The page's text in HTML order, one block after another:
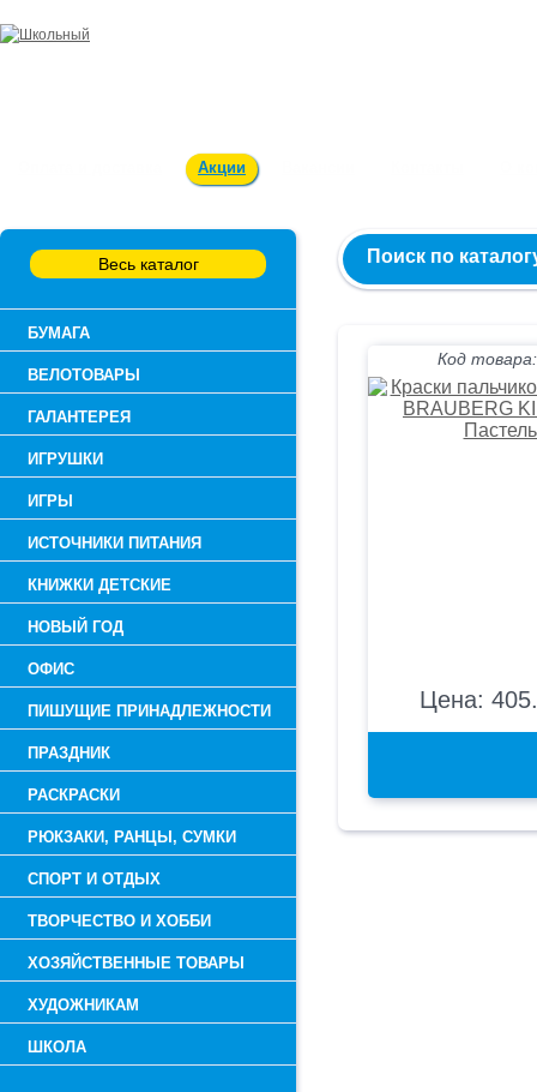
Акции
Весь каталог
БУМАГА
ВЕЛОТОВАРЫ
ГАЛАНТЕРЕЯ
ИГРУШКИ
ИГРЫ
ИСТОЧНИКИ ПИТАНИЯ
КНИЖКИ ДЕТСКИЕ
НОВЫЙ ГОД
ОФИС
ПИШУЩИЕ ПРИНАДЛЕЖНОСТИ
ПРАЗДНИК
РАСКРАСКИ
РЮКЗАКИ, РАНЦЫ, СУМКИ
СПОРТ И ОТДЫХ
ТВОРЧЕСТВО И ХОББИ
ХОЗЯЙСТВЕННЫЕ ТОВАРЫ
ХУДОЖНИКАМ
ШКОЛА
Поиск по
Код
Цена: